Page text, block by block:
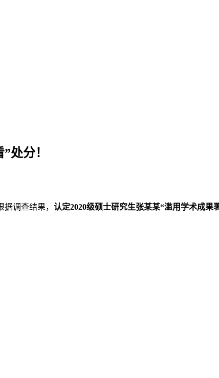
处分！
调查结果， 认定2020级硕士研究生张某某“滥用学术成果